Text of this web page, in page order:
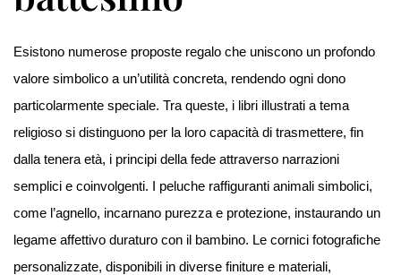
Esistono numerose proposte regalo che uniscono un profondo
valore simbolico a un’utilità concreta, rendendo ogni dono
particolarmente speciale. Tra queste, i libri illustrati a tema
religioso si distinguono per la loro capacità di trasmettere, fin
dalla tenera età, i principi della fede attraverso narrazioni
semplici e coinvolgenti. I peluche raffiguranti animali simbolici,
come l’agnello, incarnano purezza e protezione, instaurando un
legame affettivo duraturo con il bambino. Le cornici fotografiche
personalizzate, disponibili in diverse finiture e materiali,